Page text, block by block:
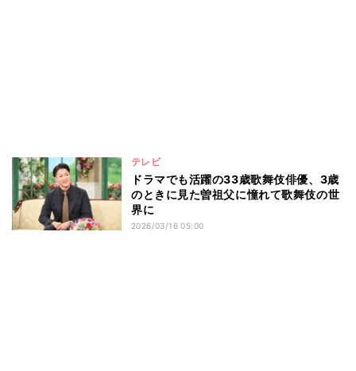
テレビ
ドラマでも活躍の33歳歌舞伎俳優、3歳
のときに見た曽祖父に憧れて歌舞伎の世
界に
2026/03/16 05:00